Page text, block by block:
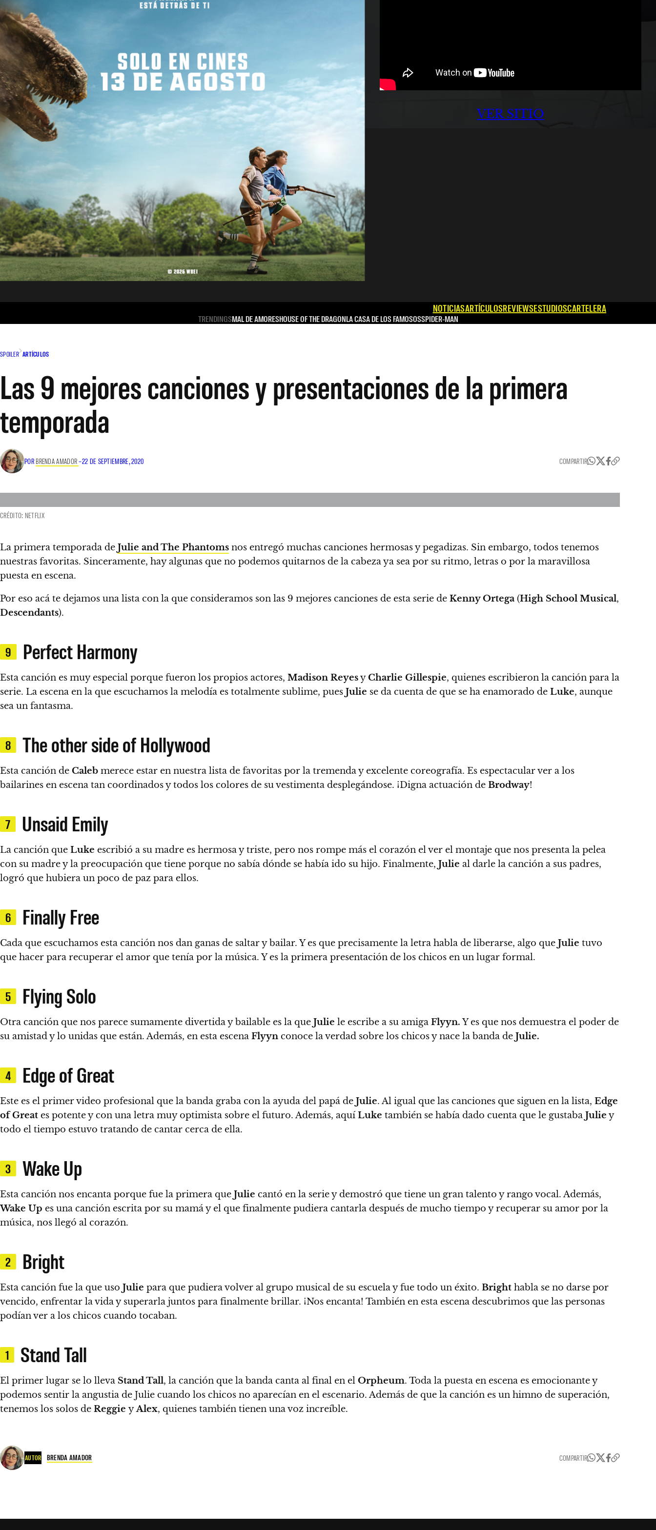
VER SITIO
NOTICIASARTÍCULOSREVIEWSESTUDIOSCARTELERA
TRENDINGSMAL DE AMORESHOUSE OF THE DRAGONLA CASA DE LOS FAMOSOSSPIDER-MAN
SPOILER ARTÍCULOS
Las 9 mejores canciones y presentaciones de la primera
temporada
POR BRENDA AMADOR–22 DE SEPTIEMBRE, 2020 COMPARTIR
CRÉDITO: NETFLIX
La primera temporada de Julie and The Phantoms nos entregó muchas canciones hermosas y pegadizas. Sin embargo, todos tenemos
nuestras favoritas. Sinceramente, hay algunas que no podemos quitarnos de la cabeza ya sea por su ritmo, letras o por la maravillosa
puesta en escena.
Por eso acá te dejamos una lista con la que consideramos son las 9 mejores canciones de esta serie de Kenny Ortega (High School Musical,
Descendants).
9 Perfect Harmony
Esta canción es muy especial porque fueron los propios actores, Madison ReyesyCharlie Gillespie, quienes escribieron la canción para la
serie. La escena en la que escuchamos la melodía es totalmente sublime, pues Julie se da cuenta de que se ha enamorado de Luke, aunque
sea un fantasma.
8 The other side of Hollywood
Esta canción de Caleb merece estar en nuestra lista de favoritas por la tremenda y excelente coreografía. Es espectacular ver a los
bailarines en escena tan coordinados y todos los colores de su vestimenta desplegándose. ¡Digna actuación de Brodway!
7 Unsaid Emily
La canción que Luke escribió a su madre es hermosa y triste, pero nos rompe más el corazón el ver el montaje que nos presenta la pelea
con su madre y la preocupación que tiene porque no sabía dónde se había ido su hijo. Finalmente, Julie al darle la canción a sus padres,
logró que hubiera un poco de paz para ellos.
6 Finally Free
Cada que escuchamos esta canción nos dan ganas de saltar y bailar. Y es que precisamente la letra habla de liberarse, algo que Julie tuvo
que hacer para recuperar el amor que tenía por la música. Y es la primera presentación de los chicos en un lugar formal.
5 Flying Solo
Otra canción que nos parece sumamente divertida y bailable es la que Julie le escribe a su amiga Flyyn. Y es que nos demuestra el poder de
su amistad y lo unidas que están. Además, en esta escena Flyyn conoce la verdad sobre los chicos y nace la banda de Julie.
4 Edge of Great
Este es el primer video profesional que la banda graba con la ayuda del papá de Julie. Al igual que las canciones que siguen en la lista, Edge
of Great es potente y con una letra muy optimista sobre el futuro. Además, aquí Luke también se había dado cuenta que le gustaba Julie y
todo el tiempo estuvo tratando de cantar cerca de ella.
3 Wake Up
Esta canción nos encanta porque fue la primera que Julie cantó en la serie y demostró que tiene un gran talento y rango vocal. Además,
Wake Up es una canción escrita por su mamá y el que finalmente pudiera cantarla después de mucho tiempo y recuperar su amor por la
música, nos llegó al corazón.
2 Bright
Esta canción fue la que uso Julie para que pudiera volver al grupo musical de su escuela y fue todo un éxito. Bright habla se no darse por
vencido, enfrentar la vida y superarla juntos para finalmente brillar. ¡Nos encanta! También en esta escena descubrimos que las personas
podían ver a los chicos cuando tocaban.
1 Stand Tall
El primer lugar se lo lleva Stand Tall, la canción que la banda canta al final en el Orpheum. Toda la puesta en escena es emocionante y
podemos sentir la angustia de Julie cuando los chicos no aparecían en el escenario. Además de que la canción es un himno de superación,
tenemos los solos de Reggie yAlex, quienes también tienen una voz increíble.
AUTOR BRENDA AMADOR COMPARTIR